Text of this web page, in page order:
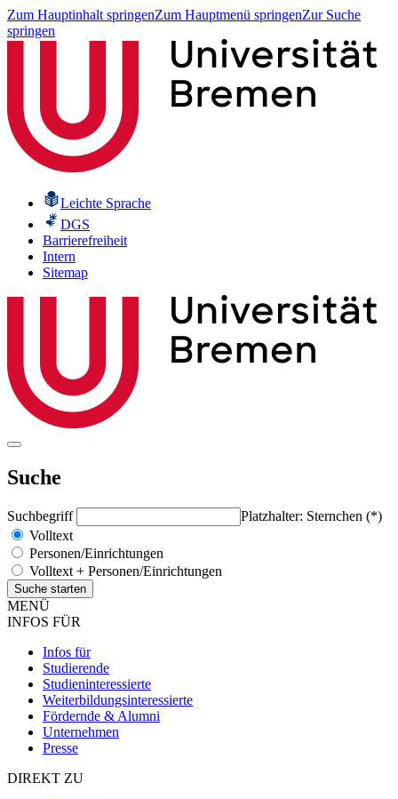
Zum Hauptinhalt springenZum Hauptmenü springenZur Suche
springen
Leichte Sprache
DGS
Barrierefreiheit
Intern
Sitemap
Suche
Suchbegriff
Platzhalter: Sternchen (*)
Volltext
Personen/Einrichtungen
Volltext + Personen/Einrichtungen
MENÜ
INFOS FÜR
Infos für
Studierende
Studieninteressierte
Weiterbildungsinteressierte
Fördernde & Alumni
Unternehmen
Presse
DIREKT ZU